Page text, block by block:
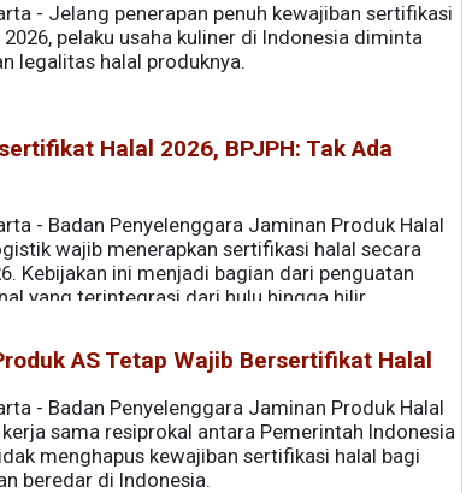
- Jelang penerapan penuh kewajiban sertifikasi
pelaku usaha kuliner di Indonesia diminta
legalitas halal produknya.
Halal 2026, BPJPH: Tak Ada
- Badan Penyelenggara Jaminan Produk Halal
wajib menerapkan sertifikasi halal secara
Kebijakan ini menjadi bagian dari penguatan
yang terintegrasi dari hulu hingga hilir.
AS Tetap Wajib Bersertifikat Halal
- Badan Penyelenggara Jaminan Produk Halal
sama resiprokal antara Pemerintah Indonesia
menghapus kewajiban sertifikasi halal bagi
beredar di Indonesia.